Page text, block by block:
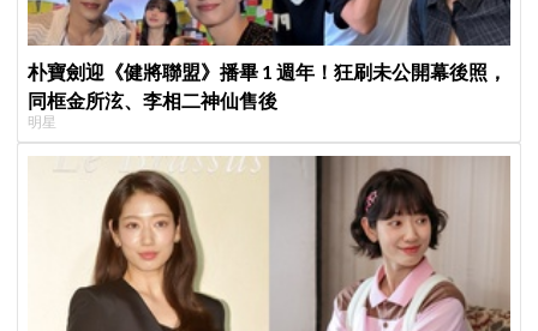
朴寶劍迎《健將聯盟》播畢 1 週年！狂刷未公開幕後照，
同框金所泫、李相二神仙售後
明星